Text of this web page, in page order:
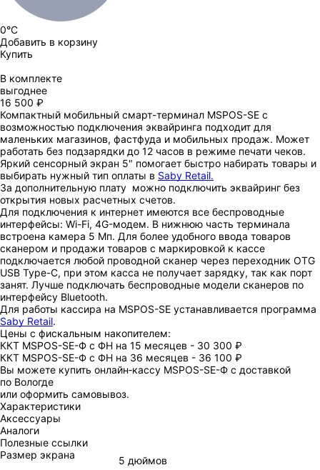
0°C
Добавить в корзину
Купить
В комплекте
выгоднее
16 500 ₽
Компактный мобильный смарт-терминал MSPOS-SE с
возможностью подключения эквайринга подходит для
маленьких магазинов, фастфуда и мобильных продаж. Может
работать без подзарядки до 12 часов в режиме печати чеков.
Яркий сенсорный экран 5" помогает быстро набирать товары и
выбирать нужный тип оплаты в Saby Retail.
За дополнительную плату можно подключить эквайринг без
открытия новых расчетных счетов.
Для подключения к интернет имеются все беспроводные
интерфейсы: Wi-Fi, 4G-модем. В нижнюю часть терминала
встроена камера 5 Мп. Для более удобного ввода товаров
сканером и продажи товаров с маркировкой к кассе
подключается любой проводной сканер через переходник OTG
USB Type-С, при этом касса не получает зарядку, так как порт
занят. Лучше подключать беспроводные модели сканеров по
интерфейсу Bluetooth.
Для работы кассира на MSPOS-SЕ устанавливается программа
Saby Retail.
Цены с фискальным накопителем:
ККТ MSPOS-SE-Ф с ФН на 15 месяцев - 30 300 ₽
ККТ MSPOS-SE-Ф с ФН на 36 месяцев - 36 100 ₽
Вы можете купить онлайн‑кассу MSPOS-SE-Ф с доставкой
по Вологде
или оформить самовывоз.
Характеристики
Аксессуары
Аналоги
Полезные ссылки
Размер экрана
5 дюймов